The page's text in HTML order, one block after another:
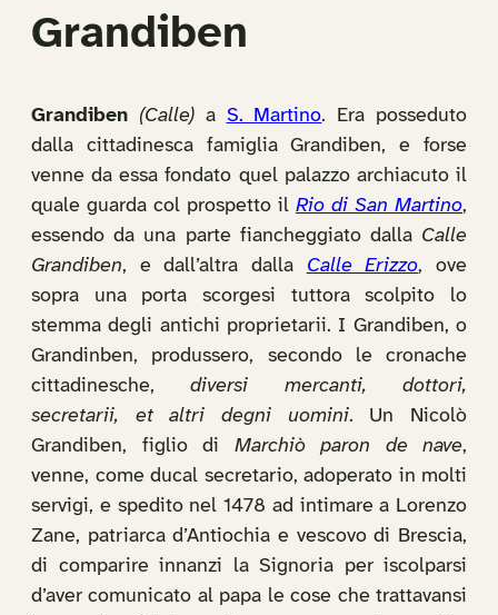
Grandiben
Grandiben (Calle)a S. Martino. Era posseduto
dalla cittadinesca famiglia Grandiben, e forse
venne da essa fondato quel palazzo archiacuto il
quale guarda col prospetto il Rio di San Martino,
essendo da una parte fiancheggiato dalla Calle
Grandiben, e dall’altra dalla Calle Erizzo, ove
sopra una porta scorgesi tuttora scolpito lo
stemma degli antichi proprietarii. I Grandiben, o
Grandinben, produssero, secondo le cronache
cittadinesche,diversi mercanti, dottori,
secretarii, et altri degni uomini. Un Nicolò
Grandiben, figlio di Marchiò paron de nave,
venne, come ducal secretario, adoperato in molti
servigi, e spedito nel 1478 ad intimare a Lorenzo
Zane, patriarca d’Antiochia e vescovo di Brescia,
di comparire innanzi la Signoria per iscolparsi
d’aver comunicato al papa le cose che trattavansi